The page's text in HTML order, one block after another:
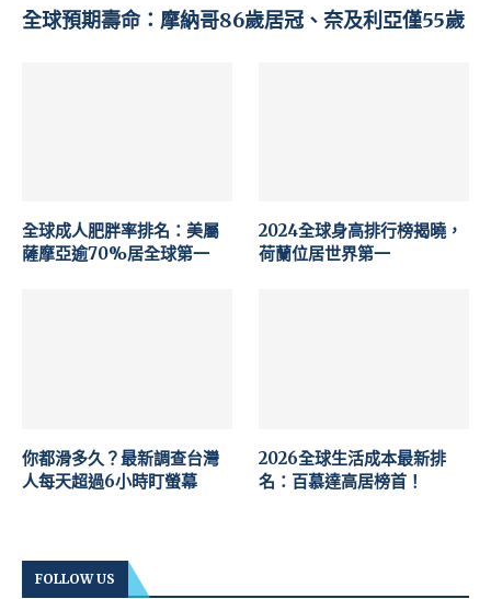
全球預期壽命：摩納哥86歲居冠、奈及利亞僅55歲
全球成人肥胖率排名：美屬
薩摩亞逾70%居全球第一
2024全球身高排行榜揭曉，
荷蘭位居世界第一
你都滑多久？最新調查台灣
人每天超過6小時盯螢幕
2026全球生活成本最新排
名：百慕達高居榜首！
FOLLOW US